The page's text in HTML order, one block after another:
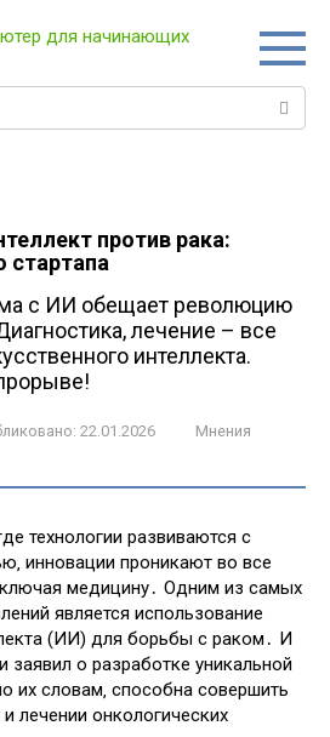
против рака:
стартапа
с ИИ обещает революцию
лечение – все
интеллекта.
22.01.2026
Мнения
технологии развиваются с
инновации проникают во все
медицину․ Одним из самых
является использование
(ИИ) для борьбы с раком․ И
заявил о разработке уникальной
их словам‚ способна совершить
лечении онкологических